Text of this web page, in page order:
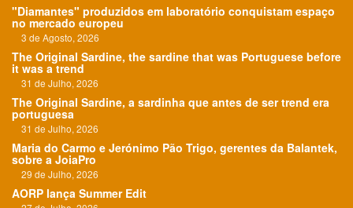
"Diamantes" produzidos em laboratório conquistam espaço
no mercado europeu
3 de Agosto, 2026
The Original Sardine, the sardine that was Portuguese before
it was a trend
31 de Julho, 2026
The Original Sardine, a sardinha que antes de ser trend era
portuguesa
31 de Julho, 2026
Maria do Carmo e Jerónimo Pão Trigo, gerentes da Balantek,
sobre a JoiaPro
29 de Julho, 2026
AORP lança Summer Edit